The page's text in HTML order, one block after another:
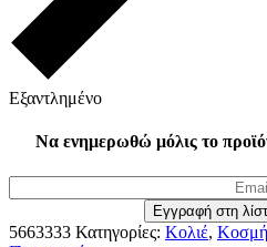
Εξαντλημένο
Να ενημερωθώ μόλις το
5663333 Κατηγορίες: Κολιέ,